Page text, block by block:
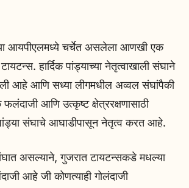
आयपीएलमध्ये चर्चेत असलेला आणखी एक
हार्दिक पांड्याच्या नेतृत्वाखाली संघाने
आहे आणि सध्या लीगमधील अव्वल संघांपैकी
आणि उत्कृष्ट क्षेत्ररक्षणासाठी
संघाचे आघाडीपासून नेतृत्व करत आहे.
असल्याने, गुजरात टायटन्सकडे मधल्या
आहे जी कोणत्याही गोलंदाजी